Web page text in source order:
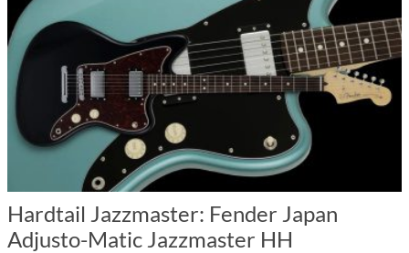
Hardtail Jazzmaster: Fender Japan
Adjusto-Matic Jazzmaster HH